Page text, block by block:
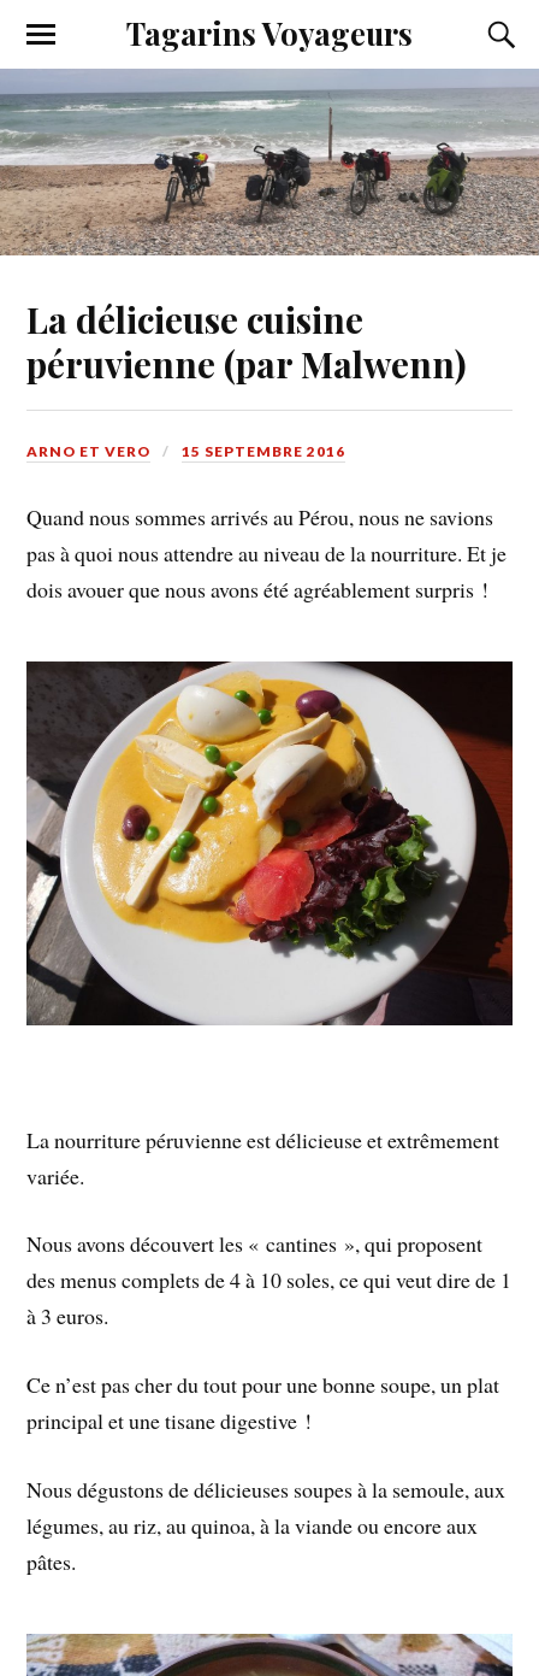
Tagarins Voyageurs
La délicieuse cuisine
péruvienne (par Malwenn)
ARNO ET VERO 15 SEPTEMBRE 2016
Quand nous sommes arrivés au Pérou, nous ne savions
pas à quoi nous attendre au niveau de la nourriture. Et je
dois avouer que nous avons été agréablement surpris !
La nourriture péruvienne est délicieuse et extrêmement
variée.
Nous avons découvert les « cantines », qui proposent
des menus complets de 4 à 10 soles, ce qui veut dire de 1
à 3 euros.
Ce n’est pas cher du tout pour une bonne soupe, un plat
principal et une tisane digestive !
Nous dégustons de délicieuses soupes à la semoule, aux
légumes, au riz, au quinoa, à la viande ou encore aux
pâtes.